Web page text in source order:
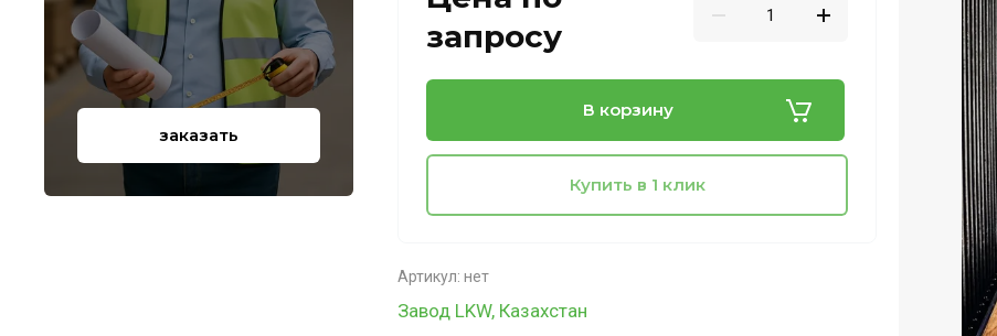
заказать
запросу
В корзину
Купить в 1 клик
Артикул: нет
Завод LKW, Казахстан